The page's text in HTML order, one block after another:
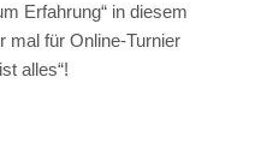
Erfahrung“ in diesem
mal für Online-Turnier
alles“!